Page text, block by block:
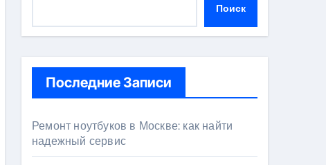
Поиск
Последние Записи
Ремонт ноутбуков в Москве: как найти
надежный сервис